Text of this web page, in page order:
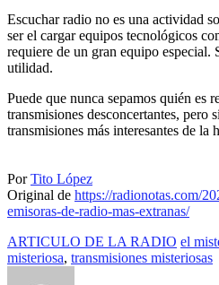
Escuchar radio no es una actividad
ser el cargar equipos tecnológicos
requiere de un gran equipo especial.
utilidad.
Puede que nunca sepamos quién es
transmisiones desconcertantes, pero
transmisiones más interesantes de la
PorTito López
Original de https://radionotas.com/
emisoras-de-radio-mas-extranas/
ARTICULO DE LA RADIO el
misteriosa, transmisiones misteriosas